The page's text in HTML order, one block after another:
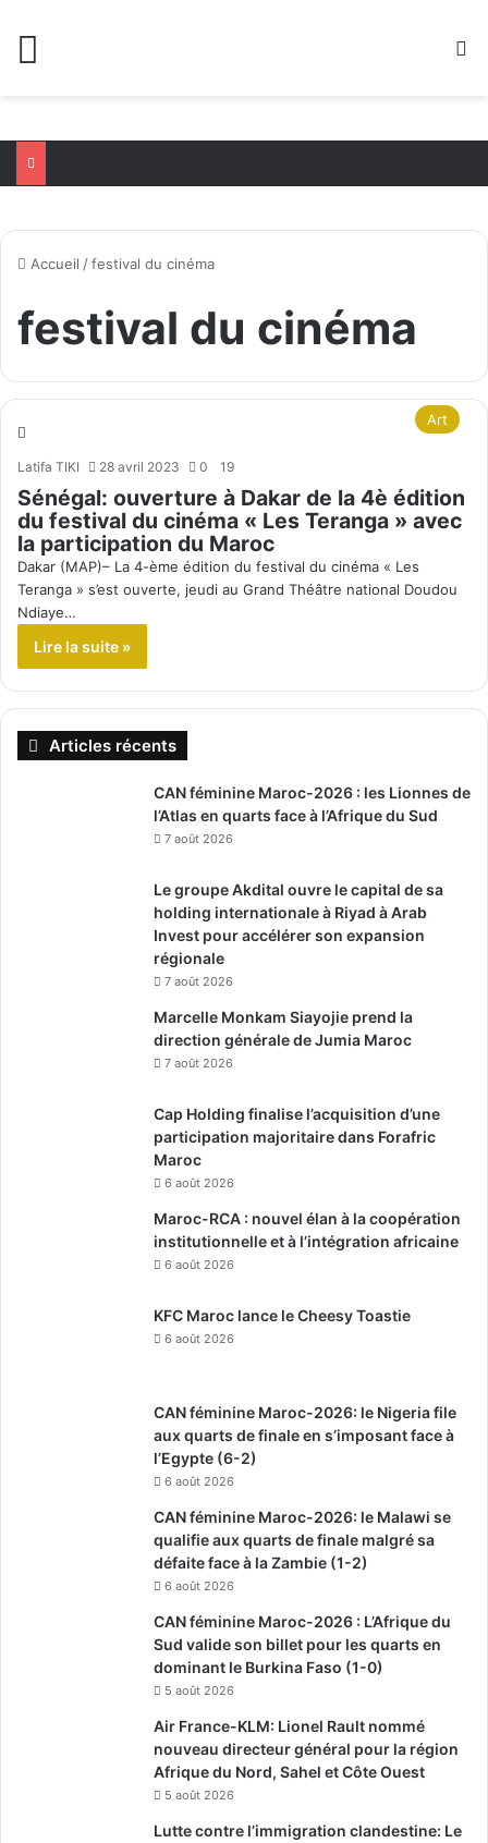
Accueil /festival du cinéma
festival du cinéma
Art
Latifa TIKI 28 avril 2023 0 19
Sénégal: ouverture à Dakar de la 4è édition
du festival du cinéma « Les Teranga » avec
la participation du Maroc
Dakar (MAP)– La 4-ème édition du festival du cinéma « Les
Teranga » s’est ouverte, jeudi au Grand Théâtre national Doudou
Ndiaye…
Lire la suite »
Articles récents
CAN féminine Maroc-2026 : les Lionnes de
l’Atlas en quarts face à l’Afrique du Sud
7 août 2026
Le groupe Akdital ouvre le capital de sa
holding internationale à Riyad à Arab
Invest pour accélérer son expansion
régionale
7 août 2026
Marcelle Monkam Siayojie prend la
direction générale de Jumia Maroc
7 août 2026
Cap Holding finalise l’acquisition d’une
participation majoritaire dans Forafric
Maroc
6 août 2026
Maroc-RCA : nouvel élan à la coopération
institutionnelle et à l’intégration africaine
6 août 2026
KFC Maroc lance le Cheesy Toastie
6 août 2026
CAN féminine Maroc-2026: le Nigeria file
aux quarts de finale en s’imposant face à
l’Egypte (6-2)
6 août 2026
CAN féminine Maroc-2026: le Malawi se
qualifie aux quarts de finale malgré sa
défaite face à la Zambie (1-2)
6 août 2026
CAN féminine Maroc-2026 : L’Afrique du
Sud valide son billet pour les quarts en
dominant le Burkina Faso (1-0)
5 août 2026
Air France-KLM: Lionel Rault nommé
nouveau directeur général pour la région
Afrique du Nord, Sahel et Côte Ouest
5 août 2026
Lutte contre l’immigration clandestine: Le